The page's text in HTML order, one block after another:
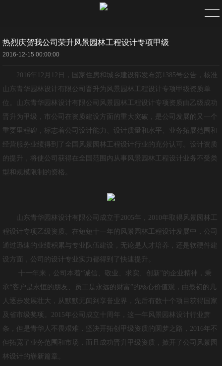
首页
关于
企业简介
组织架构
资质荣誉
青华大讲堂
青华手绘
人力资源
人才招聘
热烈庆贺我公司荣升风景园林工程设计专项甲级
2016-12-15 00:00:00
2016年12月12日，国家住房和城乡建设部发布第1385号公告，核准
山东青华园林设计有限公司晋升为风景园林工程设计专项甲级资质单
位。山东青华园林设计有限公司风景园林工程设计专项资质由乙级成功
晋升为甲级，市公司在资质建设方面的重大突破，是公司发展的又一个
重要里程碑，标志着公司设计能力、设计质量和水平、业务拓展范围和
经营服务业绩得到了全国风景园林工程设计行业的充分认可。设计资质
的提升，将使公司获得在全国范围内从事风景园林工程设计业务不受类
型和规模限制的资格。
山东青华园林设计有限公司成立于2005年，2010年取得风景园林工
程设计专项乙级资质。在短短十一年的风景园林工程设计发展中，公司
通过迅速的业绩积累与专业队伍建设，无论是人才培养，还是软硬件建
设方面，公司的设计专业实力都得到了快速提升。
十一年来，公司本着“诚信、敬业、求实、创新”的企业精神，秉
承“客户是永恒的朋友、员工是永远的财富”的核心价值观，由最初的几
人逐步发展壮大，从默默无闻到享誉业界，先后有数十个项目获得国家
及省市级奖项。2015年公司成立十周年，这一年风景园林设计行业萧
条，但是青华人不畏艰难，坚决开拓创甲级资质的圆梦之路，2016年不
但拓宽了业务范围和市场，而且成功晋升甲级资质，掀开了公司风景园
林设计的崭新篇章。